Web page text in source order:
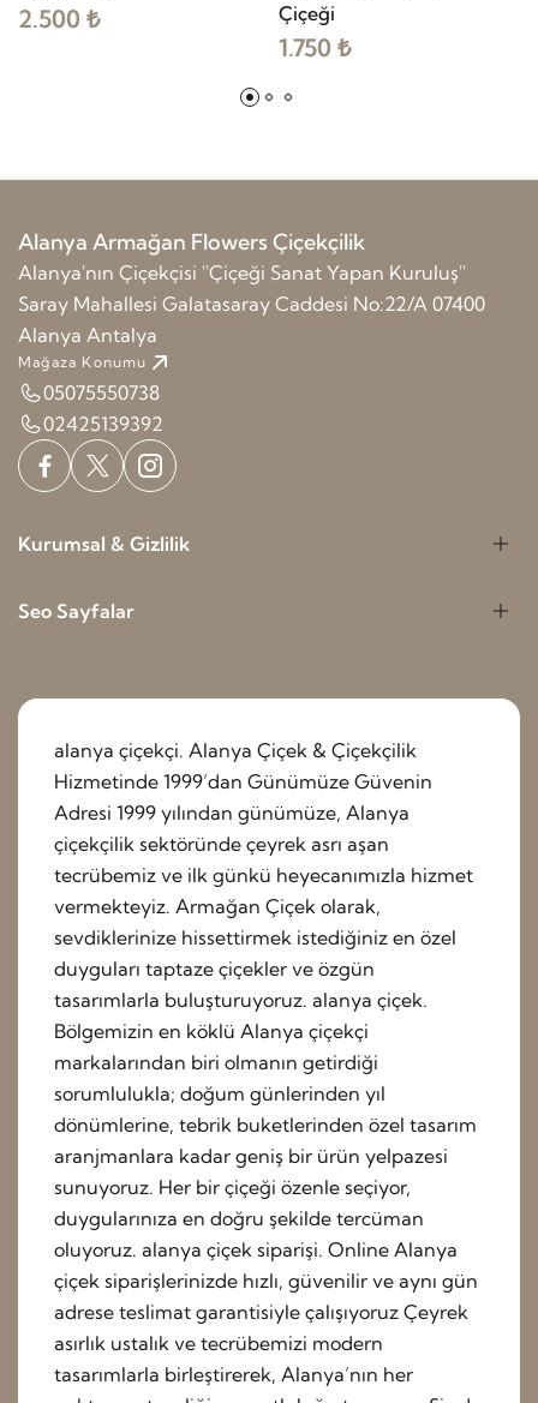
2.500 ₺
Çiçeği
1.750 ₺
Alanya Armağan Flowers Çiçekçilik
Alanya'nın Çiçekçisi ''Çiçeği Sanat Yapan Kuruluş''
Saray Mahallesi Galatasaray Caddesi No:22/A 07400
Alanya Antalya
Mağaza Konumu
05075550738
02425139392
Kurumsal & Gizlilik
Seo Sayfalar
alanya çiçekçi. Alanya Çiçek & Çiçekçilik
Hizmetinde 1999’dan Günümüze Güvenin
Adresi 1999 yılından günümüze, Alanya
çiçekçilik sektöründe çeyrek asrı aşan
tecrübemiz ve ilk günkü heyecanımızla hizmet
vermekteyiz. Armağan Çiçek olarak,
sevdiklerinize hissettirmek istediğiniz en özel
duyguları taptaze çiçekler ve özgün
tasarımlarla buluşturuyoruz. alanya çiçek.
Bölgemizin en köklü Alanya çiçekçi
markalarından biri olmanın getirdiği
sorumlulukla; doğum günlerinden yıl
dönümlerine, tebrik buketlerinden özel tasarım
aranjmanlara kadar geniş bir ürün yelpazesi
sunuyoruz. Her bir çiçeği özenle seçiyor,
duygularınıza en doğru şekilde tercüman
oluyoruz. alanya çiçek siparişi. Online Alanya
çiçek siparişlerinizde hızlı, güvenilir ve aynı gün
adrese teslimat garantisiyle çalışıyoruz Çeyrek
asırlık ustalık ve tecrübemizi modern
tasarımlarla birleştirerek, Alanya’nın her